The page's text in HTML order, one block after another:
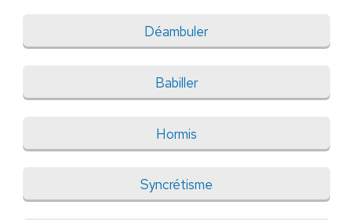
Déambuler
Babiller
Hormis
Syncrétisme